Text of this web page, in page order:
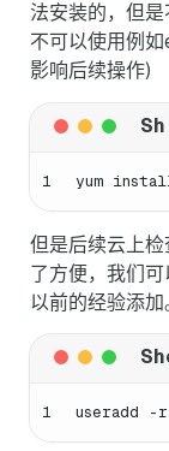
法安装的，但
不可以使用例
影响后续操作)
1 yum
但是后续云上
了方便，我们
以前的经验添加
1 useradd